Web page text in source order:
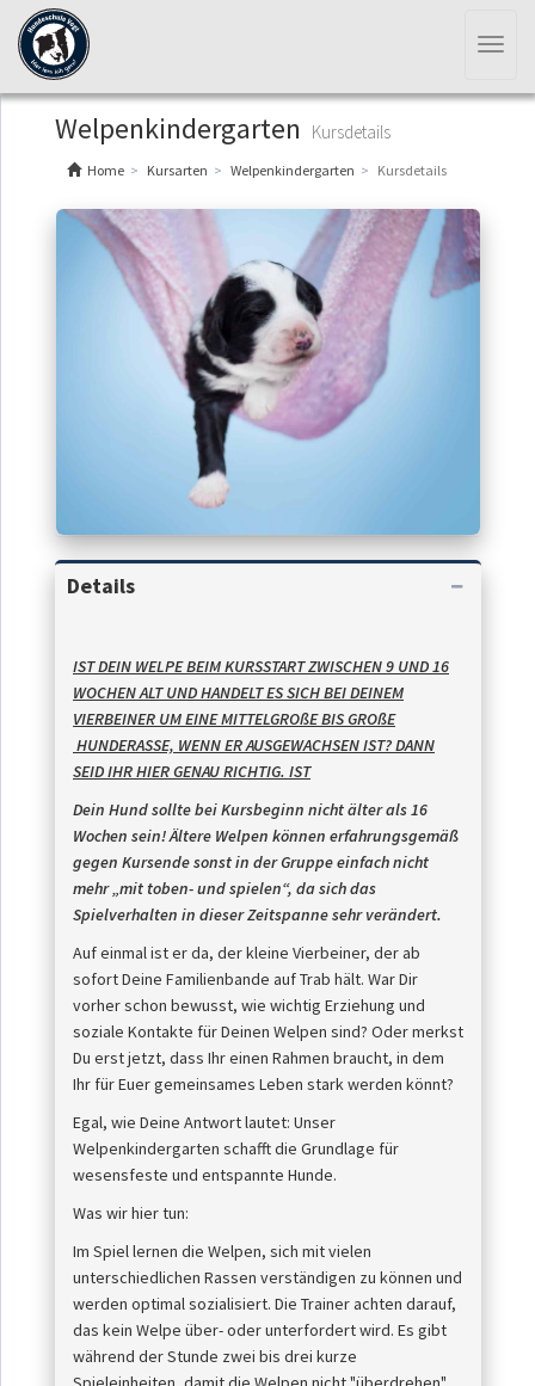
Welpenkindergarten Kursdetails
Home Kursarten Welpenkindergarten Kursdetails
Details
IST DEIN WELPE BEIM KURSSTART ZWISCHEN 9 UND 16
WOCHEN ALT UND HANDELT ES SICH BEI DEINEM
VIERBEINER UM EINE MITTELGROßE BIS GROßE
HUNDERASSE, WENN ER AUSGEWACHSEN IST? DANN
SEID IHR HIER GENAU RICHTIG. IST
Dein Hund sollte bei Kursbeginn nicht älter als 16
Wochen sein! Ältere Welpen können erfahrungsgemäß
gegen Kursende sonst in der Gruppe einfach nicht
mehr „mit toben- und spielen“, da sich das
Spielverhalten in dieser Zeitspanne sehr verändert.
Auf einmal ist er da, der kleine Vierbeiner, der ab
sofort Deine Familienbande auf Trab hält. War Dir
vorher schon bewusst, wie wichtig Erziehung und
soziale Kontakte für Deinen Welpen sind? Oder merkst
Du erst jetzt, dass Ihr einen Rahmen braucht, in dem
Ihr für Euer gemeinsames Leben stark werden könnt?
Egal, wie Deine Antwort lautet: Unser
Welpenkindergarten schafft die Grundlage für
wesensfeste und entspannte Hunde.
Was wir hier tun:
Im Spiel lernen die Welpen, sich mit vielen
unterschiedlichen Rassen verständigen zu können und
werden optimal sozialisiert. Die Trainer achten darauf,
das kein Welpe über- oder unterfordert wird. Es gibt
während der Stunde zwei bis drei kurze